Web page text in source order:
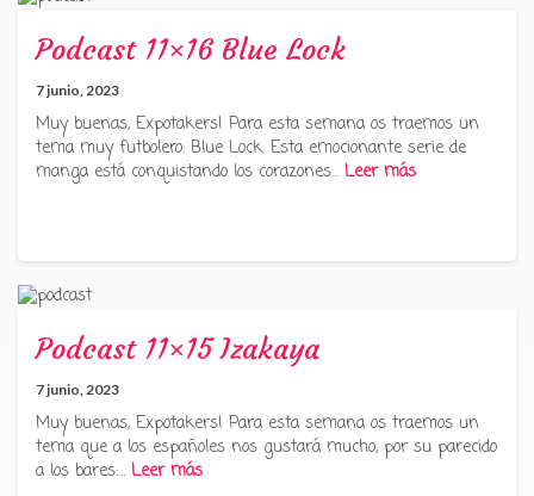
Podcast 11×16 Blue Lock
7 junio, 2023
Muy buenas, Expotakers! Para esta semana os traemos un
tema muy futbolero: Blue Lock. Esta emocionante serie de
manga está conquistando los corazones… Leer más
Podcast 11×15 Izakaya
7 junio, 2023
Muy buenas, Expotakers! Para esta semana os traemos un
tema que a los españoles nos gustará mucho, por su parecido
a los bares:… Leer más